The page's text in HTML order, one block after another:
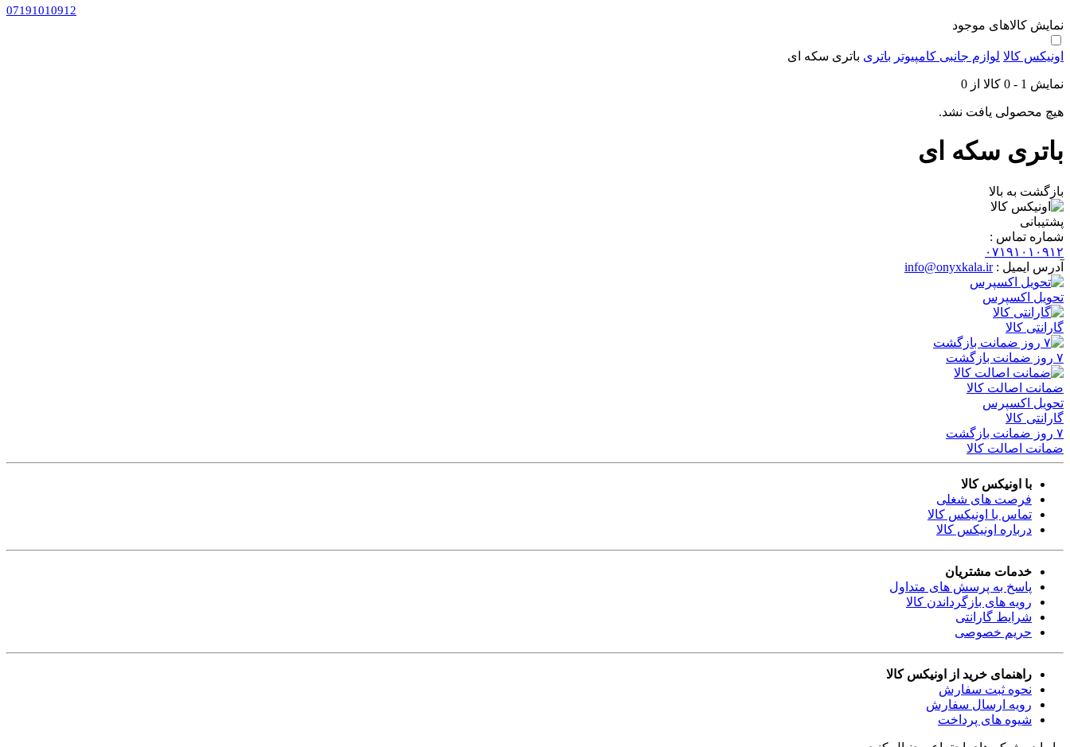
07191010912
نمایش کالاهای موجود
اونیکس کالا لوازم جانبی کامپیوتر باتری باتری سکه ای
نمایش 1
-
0 کالا از 0
هیچ محصولی یافت نشد.
باتری سکه ای
بازگشت به بالا
پشتیبانی
شماره تماس :
۰۷۱۹۱۰۱۰۹۱۲
آدرس ایمیل : info@onyxkala.ir
تحویل اکسپرس
گارانتی کالا
۷ روز ضمانت بازگشت
ضمانت اصالت کالا
تحویل اکسپرس
گارانتی کالا
۷ روز ضمانت بازگشت
ضمانت اصالت کالا
با اونیکس کالا
فرصت های شغلی
تماس با اونیکس کالا
درباره اونیکس کالا
خدمات مشتریان
پاسخ به پرسش های متداول
رویه های بازگرداندن کالا
شرایط گارانتی
حریم خصوصی
راهنمای خرید از اونیکس کالا
نحوه ثبت سفارش
رویه ارسال سفارش
شیوه های پرداخت